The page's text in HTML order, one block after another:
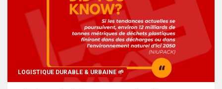
LOGISTIQUE DURABLE & URBAINE 🌱